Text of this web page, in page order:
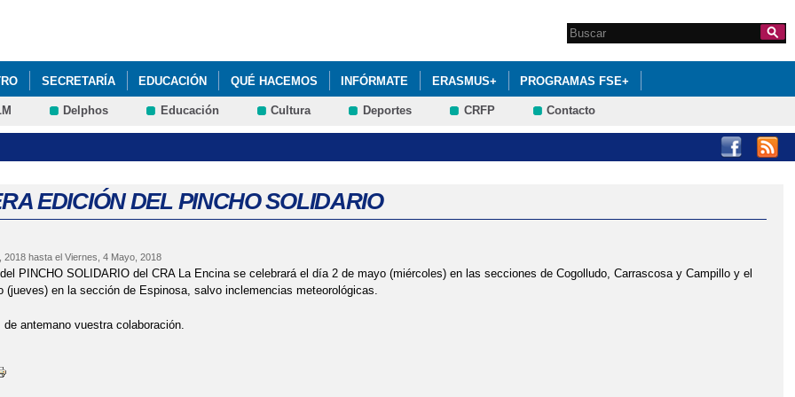
Formulario de
búsqueda
Search this site
SECRETARÍA EDUCACIÓN QUÉ HACEMOS INFÓRMATE ERASMUS+ PROGRAMAS FSE+
Delphos Educación Cultura Deportes CRFP Contacto
EDICIÓN DEL PINCHO SOLIDARIO
2018hasta el Viernes, 4 Mayo, 2018
PINCHO SOLIDARIO del CRA La Encina se celebrará el día 2 de mayo (miércoles) en las secciones de Cogolludo, Carrascosa y Campillo y el
(jueves) en la sección de Espinosa, salvo inclemencias meteorológicas.
de antemano vuestra colaboración.